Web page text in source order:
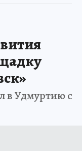
в Удмуртию с